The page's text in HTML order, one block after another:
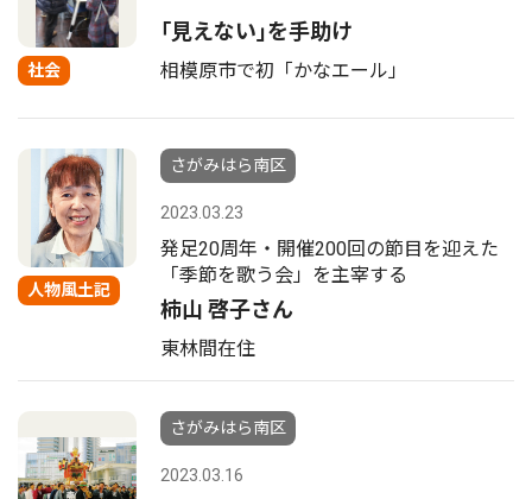
社会
｢見えない｣を手助け
相模原市で初「かなエール」
人物風土記
さがみはら南区
2023.03.23
発足20周年・開催200回の節目を迎えた
「季節を歌う会」を主宰する
柿山 啓子さん
東林間在住
さがみはら南区
2023.03.16